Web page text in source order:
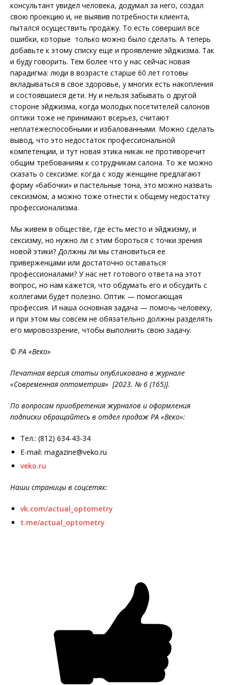
консультант увидел человека, додумал за него, создал
свою проекцию и, не выявив потребности клиента,
пытался осуществить продажу. То есть совершил все
ошибки, которые только можно было сделать. А теперь
добавьте к этому списку еще и проявление эйджизма. Так
и буду говорить. Тем более что у нас сейчас новая
парадигма: люди в возрасте старше 60 лет готовы
вкладываться в свое здоровье, у многих есть накопления
и состоявшиеся дети. Ну и нельзя забывать о другой
стороне эйджизма, когда молодых посетителей салонов
оптики тоже не принимают всерьез, считают
неплатежеспособными и избалованными. Можно сделать
вывод, что это недостаток профессиональной
компетенции, и тут новая этика никак не противоречит
общим требованиям к сотрудникам салона. То же можно
сказать о сексизме: когда с ходу женщине предлагают
форму «бабочки» и пастельные тона, это можно назвать
сексизмом, а можно тоже отнести к общему недостатку
профессионализма.
Мы живем в обществе, где есть место и эйджизму, и
сексизму, но нужно ли с этим бороться с точки зрения
новой этики? Должны ли мы становиться ее
приверженцами или достаточно оставаться
профессионалами? У нас нет готового ответа на этот
вопрос, но нам кажется, что обдумать его и обсудить с
коллегами будет полезно. Оптик — помогающая
профессия. И наша основная задача — помочь человеку,
и при этом мы совсем не обязательно должны разделять
его мировоззрение, чтобы выполнить свою задачу.
© РА «Веко»
Печатная версия статьи опубликована в журнале
«Современная оптометрия» [2023. № 6 (165)].
По вопросам приобретения журналов и оформления
подписки обращайтесь в отдел продаж РА «Веко»:
Тел.: (812) 634-43-34
E-mail: magazine@veko.ru
veko.ru
Наши страницы в соцсетях:
vk.com/actual_optometry
t.me/actual_optometry